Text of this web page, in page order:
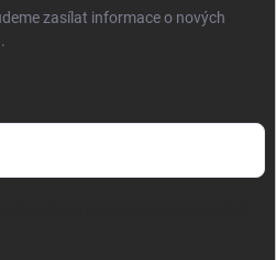
zasílat informace o nových